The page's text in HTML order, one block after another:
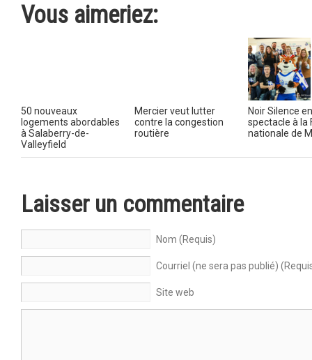
Vous aimeriez:
50 nouveaux
logements abordables
à Salaberry-de-
Valleyfield
Mercier veut lutter
contre la congestion
routière
Noir Silence en
spectacle à la
nationale de
Laisser un commentaire
Nom (Requis)
Courriel (ne sera pas publié)
Site web